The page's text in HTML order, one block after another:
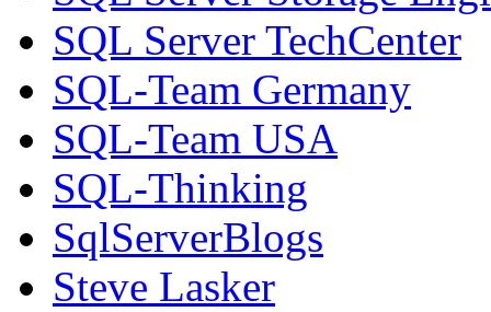
SQL Server TechCenter
SQL-Team Germany
SQL-Team USA
SQL-Thinking
SqlServerBlogs
Steve Lasker